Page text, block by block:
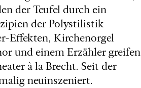
der Teufel durch ein
der Polystilistik
Effekten, Kirchenorgel
und einem Erzähler greifen
à la Brecht. Seit der
neuinszeniert.